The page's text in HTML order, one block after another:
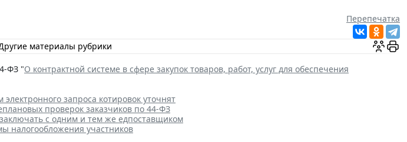
Перепечатка
материалы рубрики
ФЗ "О контрактной системе в сфере закупок товаров, работ, услуг для обеспечения
запроса котировок уточнят
проверок заказчиков по 44-ФЗ
с одним и тем же едпоставщиком
налогообложения участников